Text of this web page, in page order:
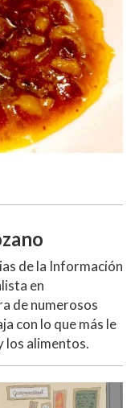
de la Información
en
de numerosos
con lo que más le
los alimentos.